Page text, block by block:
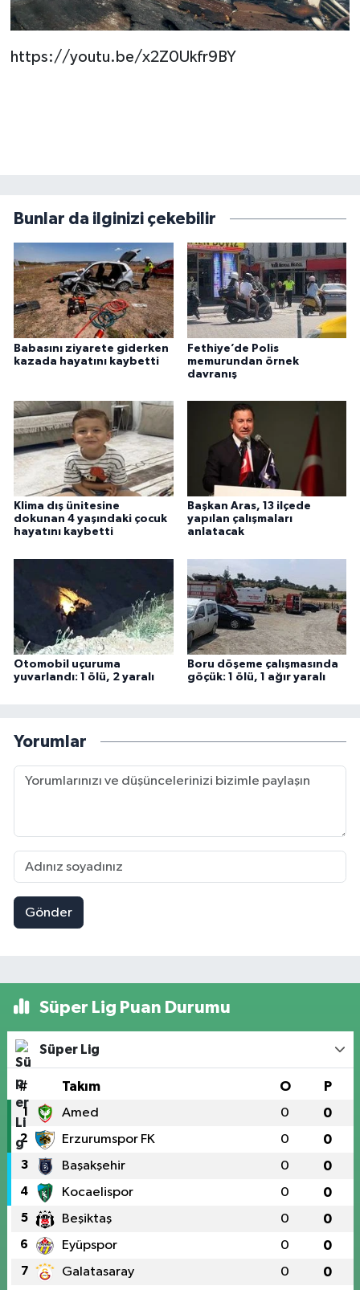
https://youtu.be/x2Z0Ukfr9BY
Bunlar da ilginizi çekebilir
Babasını ziyarete giderken
kazada hayatını kaybetti
Fethiye’de Polis
memurundan örnek
davranış
Klima dış ünitesine
dokunan 4 yaşındaki çocuk
hayatını kaybetti
Başkan Aras, 13 ilçede
yapılan çalışmaları
anlatacak
Otomobil uçuruma
yuvarlandı: 1 ölü, 2 yaralı
Boru döşeme çalışmasında
göçük: 1 ölü, 1 ağır yaralı
Yorumlar
Gönder
Süper Lig Puan Durumu
Süper Lig
# Takım O P
1 Amed 0 0
2 Erzurumspor FK 0 0
3 Başakşehir 0 0
4 Kocaelispor 0 0
5 Beşiktaş 0 0
6 Eyüpspor 0 0
7 Galatasaray 0 0